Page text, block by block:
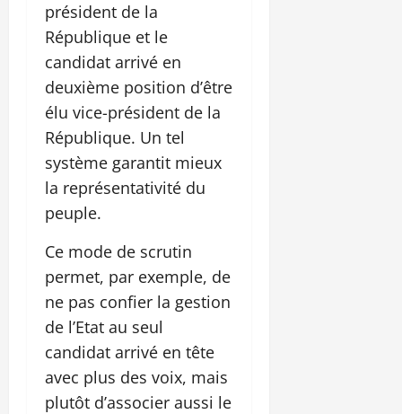
président de la
République et le
candidat arrivé en
deuxième position d’être
élu vice-président de la
République. Un tel
système garantit mieux
la représentativité du
peuple.
Ce mode de scrutin
permet, par exemple, de
ne pas confier la gestion
de l’Etat au seul
candidat arrivé en tête
avec plus des voix, mais
plutôt d’associer aussi le